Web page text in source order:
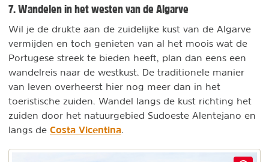
7. Wandelen in het westen van de Algarve
Wil je de drukte aan de zuidelijke kust van de Algarve
vermijden en toch genieten van al het moois wat de
Portugese streek te bieden heeft, plan dan eens een
wandelreis naar de westkust. De traditionele manier
van leven overheerst hier nog meer dan in het
toeristische zuiden. Wandel langs de kust richting het
zuiden door het natuurgebied Sudoeste Alentejano en
langs de Costa Vicentina